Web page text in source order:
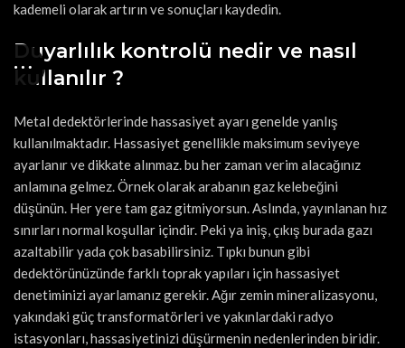
kademeli olarak artırın ve sonuçları kaydedin.
Duyarlılık kontrolü nedir ve nasıl
kullanılır ?
Metal dedektörlerinde hassasiyet ayarı genelde yanlış
kullanılmaktadır. Hassasiyet genellikle maksimum seviyeye
ayarlanır ve dikkate alınmaz. bu her zaman verim alacağınız
anlamına gelmez. Örnek olarak arabanın gaz kelebeğini
düşünün. Her yere tam gaz gitmiyorsun. Aslında, yayınlanan hız
sınırları normal koşullar içindir. Peki ya iniş, çıkış burada gazı
azaltabilir yada çok basabilirsiniz. Tıpkı bunun gibi
dedektörünüzünde farklı toprak yapıları için hassasiyet
denetiminizi ayarlamanız gerekir. Ağır zemin mineralizasyonu,
yakındaki güç transformatörleri ve yakınlardaki radyo
istasyonları, hassasiyetinizi düşürmenin nedenlerinden biridir.